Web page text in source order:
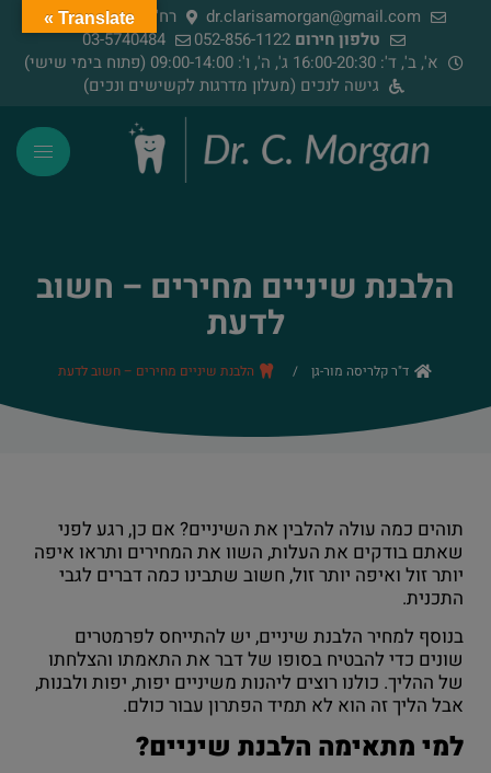
dr.clarisamorgan@gmail.com
רח' הירדן 91, רמת גן
טלפון חירום
03-5740484
א', ב', ד': 16:00-20:30 ג', ה', ו': 09:00-14:00 (פתוח בימי שישי)
גישה לנכים (מעלון מדרגות לקשישים ונכים)
הלבנת שיניים מחירים – חשוב
לדעת
ד"ר קלריסה מור-גן / הלבנת שיניים מחירים – חשוב לדעת
תוהים כמה עולה להלבין את השיניים? אם כן, רגע לפני
שאתם בודקים את העלות, השוו את המחירים ותראו איפה
יותר זול ואיפה יותר זול, חשוב שתבינו כמה דברים לגבי
התכנית.
בנוסף למחיר הלבנת שיניים, יש להתייחס לפרמטרים
שונים כדי להבטיח בסופו של דבר את התאמתו והצלחתו
של ההליך. כולנו רוצים ליהנות משיניים יפות, יפות ולבנות,
אבל הליך זה הוא לא תמיד הפתרון עבור כולם.
למי מתאימה הלבנת שיניים?
Translate »